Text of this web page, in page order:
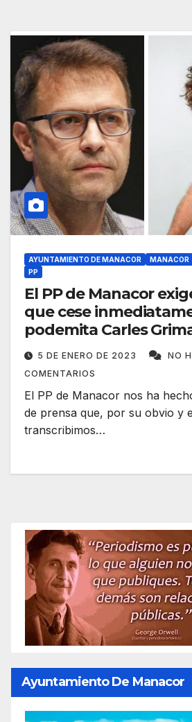
AYUNTAMIENTO DE MANACOR MANACOR
PP
El PP de Manacor
que cese
podemita Carles
5 DE ENERO DE 2023
NO
COMENTARIOS
El PP de Manacor nos ha
de prensa que, por su obvio y
transcribimos…
Ayuntamiento De Manacor